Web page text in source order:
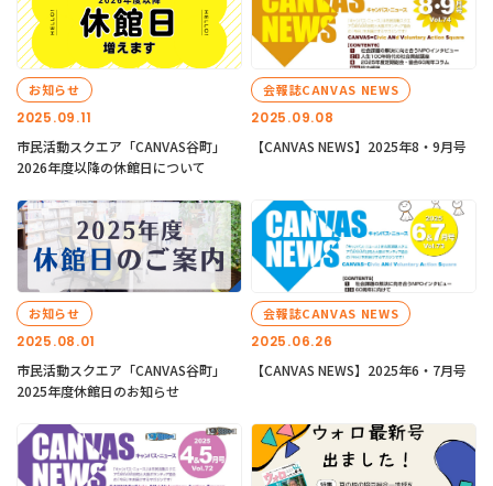
2025.09.11
お知らせ
市民活動スクエア「CANVAS谷町」
2026年度以降の休館日について
2025.09.08
会報誌CANVAS NEWS
【CANVAS NEWS】2025年8・9月号
2025.08.01
お知らせ
市民活動スクエア「CANVAS谷町」
2025年度休館日のお知らせ
2025.06.26
会報誌CANVAS NEWS
【CANVAS NEWS】2025年6・7月号